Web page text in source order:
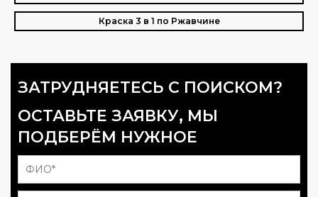
Краска 3 в 1 по Ржавчине
ЗАТРУДНЯЕТЕСЬ С ПОИСКОМ?
ОСТАВЬТЕ ЗАЯВКУ, МЫ
ПОДБЕРЁМ НУЖНОЕ